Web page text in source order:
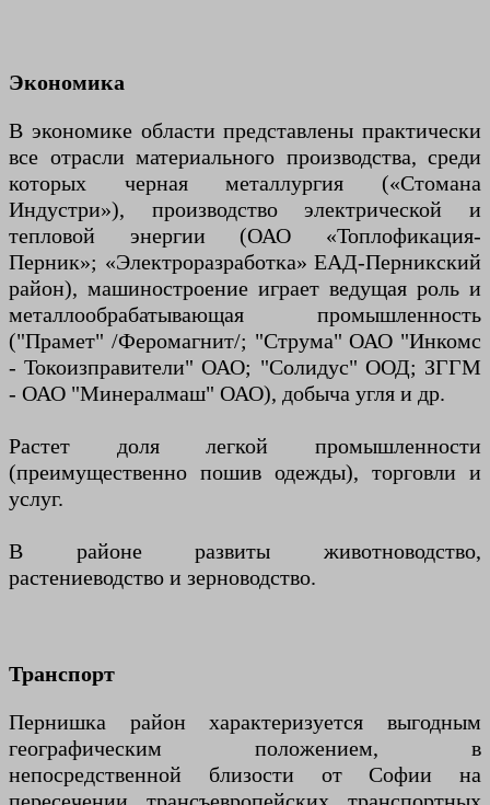
Экономика
В экономике области представлены практически
все отрасли материального производства, среди
которых черная металлургия («Стомана
Индустри»), производство электрической и
тепловой энергии (ОАО «Топлофикация-
Перник»; «Электроразработка» ЕАД-Перникский
район), машиностроение играет ведущая роль и
металлообрабатывающая промышленность
("Прамет" /Феромагнит/; "Струма" ОАО "Инкомс
- Токоизправители" ОАО; "Солидус" ООД; ЗГГМ
- ОАО "Минералмаш" ОАО), добыча угля и др.
Растет доля легкой промышленности
(преимущественно пошив одежды), торговли и
услуг.
В районе развиты животноводство,
растениеводство и зерноводство.
Транспорт
Пернишка район характеризуется выгодным
географическим положением, в
непосредственной близости от Софии на